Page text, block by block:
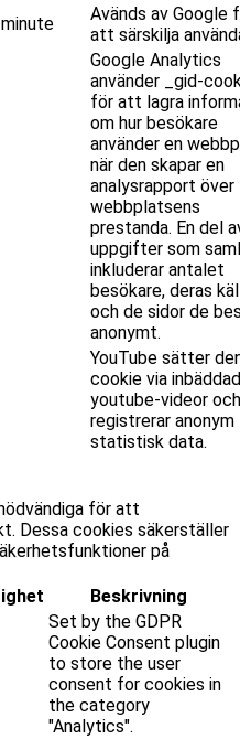
Avänds av Google
att särskilja
Google Analytics
använder _gid-
för att lagra
om hur besökare
använder en
när den skapar en
analysrapport över
webbplatsens
prestanda. En del
uppgifter som
inkluderar antalet
besökare, deras
och de sidor de
anonymt.
YouTube sätter
cookie via
youtube-videor och
registrerar anonym
statistisk data.
för att
Dessa cookies säkerställer
på
Beskrivning
Set by the GDPR
Cookie Consent plugin
to store the user
consent for cookies in
the category
"Analytics".